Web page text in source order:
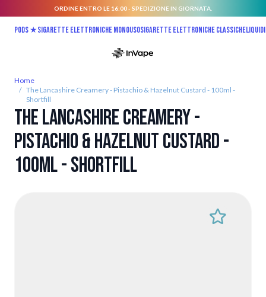
ORDINE ENTRO LE 16:00 - SPEDIZIONE IN GIORNATA.
Pods ★Sigarette elettroniche monousoSigarette elettroniche classiche
Home
/ The Lancashire Creamery - Pistachio & Hazelnut Custard - 100ml -
Shortfill
The Lancashire Creamery -
Pistachio & Hazelnut Custard -
100ml - Shortfill